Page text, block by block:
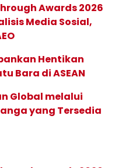
Awards 2026
Media Sosial,
Hentikan
Bara di ASEAN
Global melalui
yang Tersedia